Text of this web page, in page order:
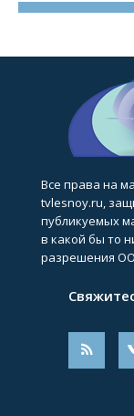
Все права на
tvlesnoy.ru,
публикуемых
в какой бы то
разрешения